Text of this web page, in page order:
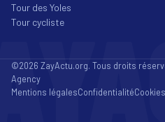
Tour des Yoles
Tour cycliste
©2026 ZayActu.org. Tous droits
Agency
Mentions légalesConfidentialitéCookies